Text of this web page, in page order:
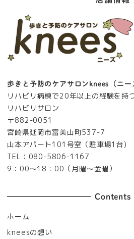
歩きと予防のケアサロンknees（ニー
リハビリ病棟で20年以上の経験を持
リハビリサロン
〒882-0051
宮崎県延岡市富美山町537-7
山本アパート101号室（駐車場1台)
TEL：080-5806-1167
9：00～18：00（月曜～金曜）
Contents
ホーム
kneesの想い